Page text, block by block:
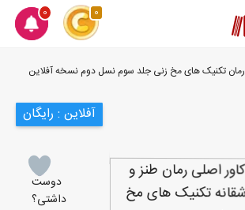
0 0
رمان تکنیک های مخ زنی جلد سوم نسل دوم نسخه آفلاین
آفلاین : رایگان
دوست
داشتی؟